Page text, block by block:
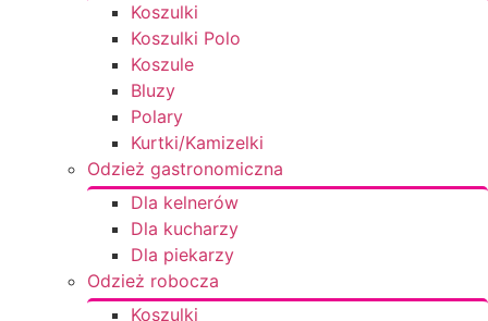
Koszulki
Koszulki Polo
Koszule
Bluzy
Polary
Kurtki/Kamizelki
Odzież gastronomiczna
Dla kelnerów
Dla kucharzy
Dla piekarzy
Odzież robocza
Koszulki